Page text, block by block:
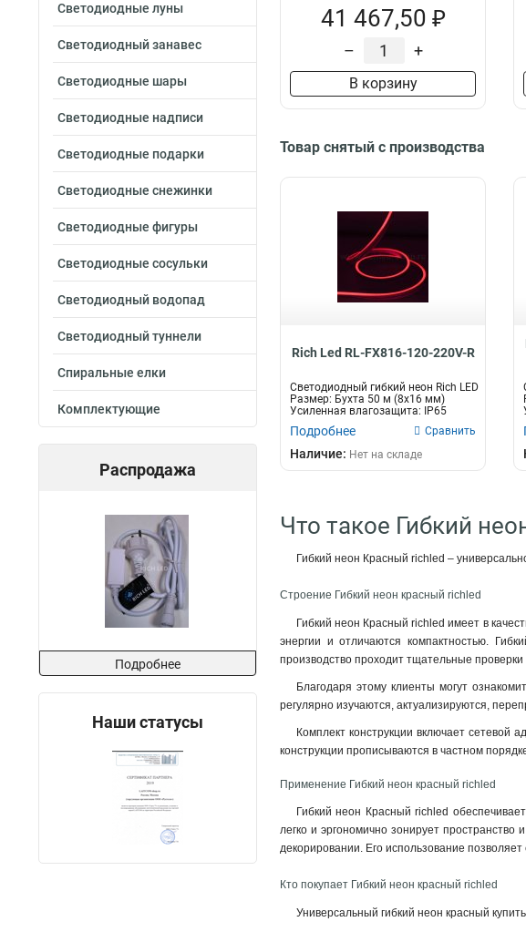
Светодиодные луны
Светодиодный занавес
Светодиодные шары
Светодиодные надписи
Светодиодные подарки
Светодиодные снежинки
Светодиодные фигуры
Светодиодные сосульки
Светодиодный водопад
Светодиодный туннели
Спиральные елки
Комплектующие
Распродажа
Подробнее
Наши статусы
41 467,50 ₽
– +
В корзину
Товар снятый с производства
Rich Led RL-FX816-120-220V-R
Светодиодный гибкий неон Rich LED
Размер: Бухта 50 м (8х16 мм)
Усиленная влагозащита: IP65
Подробнее Сравнить
Наличие: Нет на складе
Что такое Гибкий
Гибкий неон Красный richled –
Строение Гибкий неон красный richled
Гибкий неон Красный richled имеет в
энергии и отличаются компактностью.
производство проходит тщательные проверки
Благодаря этому клиенты могут
регулярно изучаются, актуализируются,
Комплект конструкции включает
конструкции прописываются в частном
Применение Гибкий неон красный richled
Гибкий неон Красный richled
легко и эргономично зонирует
декорировании. Его использование
Кто покупает Гибкий неон красный richled
Универсальный гибкий неон красный